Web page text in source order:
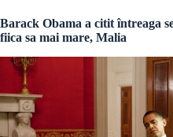
Barack Obama a citit întreaga
fiica sa mai mare, Malia